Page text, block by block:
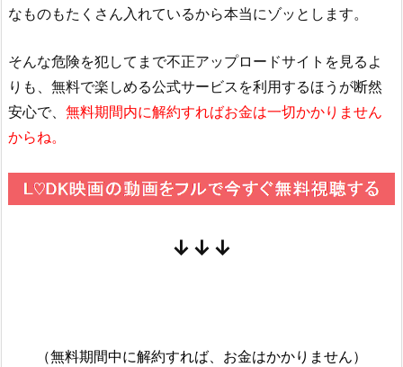
なものもたくさん入れているから本当にゾッとします。
そんな危険を犯してまで不正アップロードサイトを見るよ
りも、無料で楽しめる公式サービスを利用するほうが断然
安心で、 無料期間内に解約すればお金は一切かかりません
からね。
↓↓↓
（無料期間中に解約すれば、お金はかかりません）